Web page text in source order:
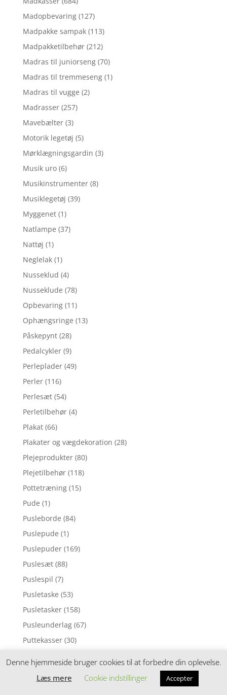
Madopbevaring (127)
Madpakke sampak (113)
Madpakketilbehør (212)
Madras til juniorseng (70)
Madras til tremmeseng (1)
Madras til vugge (2)
Madrasser (257)
Mavebælter (3)
Motorik legetøj (5)
Mørklægningsgardin (3)
Musik uro (6)
Musikinstrumenter (8)
Musiklegetøj (39)
Myggenet (1)
Natlampe (37)
Nattøj (1)
Neglelak (1)
Nusseklud (4)
Nusseklude (78)
Opbevaring (11)
Ophængsringe (13)
Påskepynt (28)
Pedalcykler (9)
Perleplader (49)
Perler (116)
Perlesæt (54)
Perletilbehør (4)
Plakat (66)
Plakater og vægdekoration (28)
Plejeprodukter (80)
Plejetilbehør (118)
Pottetræning (15)
Pude (1)
Pusleborde (84)
Puslepude (1)
Puslepuder (169)
Puslesæt (88)
Puslespil (7)
Pusletaske (53)
Pusletasker (158)
Pusleunderlag (67)
Puttekasser (30)
Rangle
Denne hjemmeside bruger cookies til at forbedre din oplevelse.
Læs mere
Cookie indstillinger Accepter